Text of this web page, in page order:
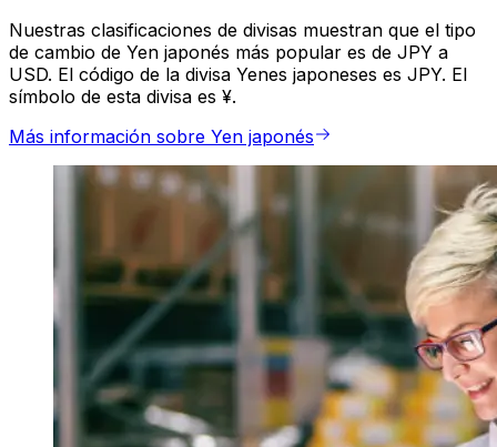
Nuestras clasificaciones de divisas muestran que el tipo
de cambio de Yen japonés más popular es de JPY a
USD. El código de la divisa Yenes japoneses es JPY. El
símbolo de esta divisa es ¥.
Más información sobre Yen japonés